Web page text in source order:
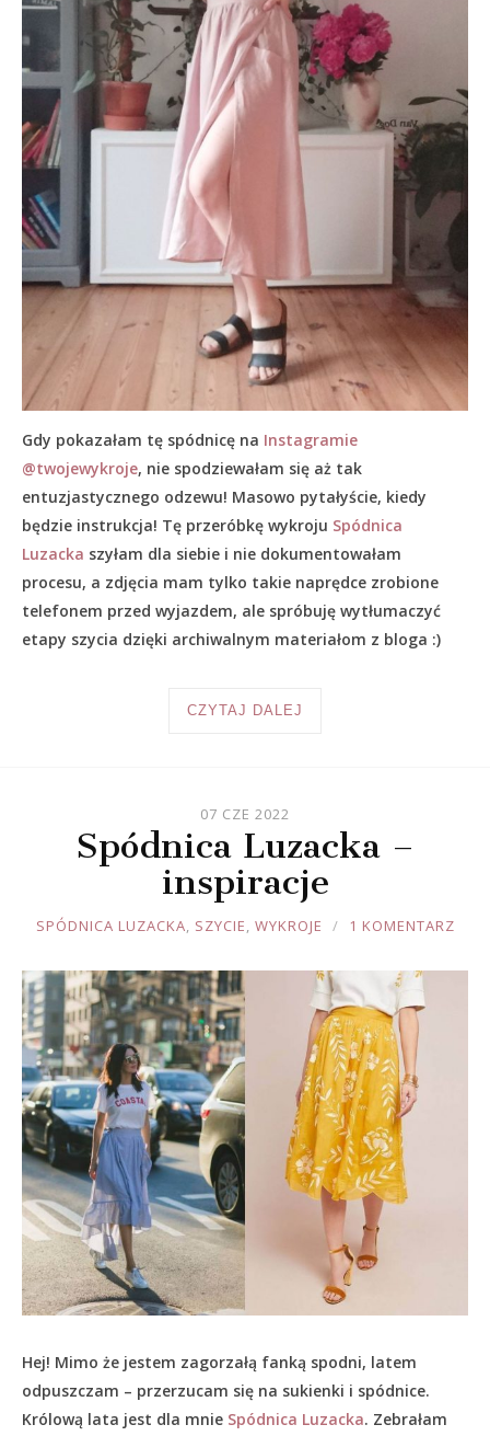
Gdy pokazałam tę spódnicę na Instagramie
@twojewykroje, nie spodziewałam się aż tak
entuzjastycznego odzewu! Masowo pytałyście, kiedy
będzie instrukcja! Tę przeróbkę wykroju Spódnica
Luzacka szyłam dla siebie i nie dokumentowałam
procesu, a zdjęcia mam tylko takie naprędce zrobione
telefonem przed wyjazdem, ale spróbuję wytłumaczyć
etapy szycia dzięki archiwalnym materiałom z bloga :)
CZYTAJ DALEJ
07 CZE 2022
Spódnica Luzacka –
inspiracje
JOULE
SPÓDNICA LUZACKA, SZYCIE, WYKROJE 1 KOMENTARZ
Hej! Mimo że jestem zagorzałą fanką spodni, latem
odpuszczam – przerzucam się na sukienki i spódnice.
Królową lata jest dla mnie Spódnica Luzacka. Zebrałam